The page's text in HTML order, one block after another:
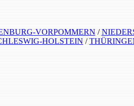
VORPOMMERN/
HOLSTEIN /